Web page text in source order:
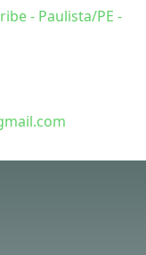
- Paulista/PE -